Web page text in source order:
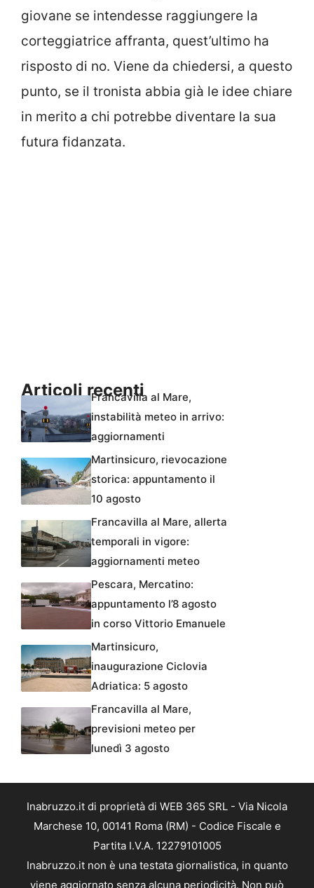
giovane se intendesse raggiungere la
corteggiatrice affranta, quest’ultimo ha
risposto di no. Viene da chiedersi, a questo
punto, se il tronista abbia già le idee chiare
in merito a chi potrebbe diventare la sua
futura fidanzata.
Articoli recenti
Francavilla al Mare,
instabilità meteo in arrivo:
aggiornamenti
Martinsicuro, rievocazione
storica: appuntamento il
10 agosto
Francavilla al Mare, allerta
temporali in vigore:
aggiornamenti meteo
Pescara, Mercatino:
appuntamento l’8 agosto
in corso Vittorio Emanuele
Martinsicuro,
inaugurazione Ciclovia
Adriatica: 5 agosto
Francavilla al Mare,
previsioni meteo per
lunedì 3 agosto
Inabruzzo.it di proprietà di WEB 365 SRL - Via Nicola
Marchese 10, 00141 Roma (RM) - Codice Fiscale e
Partita I.V.A. 12279101005
Inabruzzo.it non è una testata giornalistica, in quanto
viene aggiornato senza alcuna periodicità. Non può